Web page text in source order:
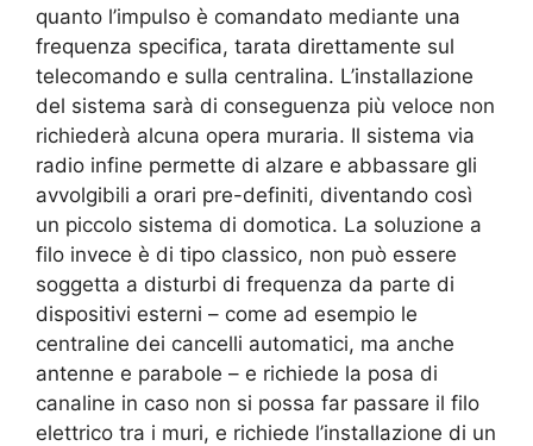
quanto l’impulso è comandato mediante una
frequenza specifica, tarata direttamente sul
telecomando e sulla centralina. L’installazione
del sistema sarà di conseguenza più veloce non
richiederà alcuna opera muraria. Il sistema via
radio infine permette di alzare e abbassare gli
avvolgibili a orari pre-definiti, diventando così
un piccolo sistema di domotica. La soluzione a
filo invece è di tipo classico, non può essere
soggetta a disturbi di frequenza da parte di
dispositivi esterni – come ad esempio le
centraline dei cancelli automatici, ma anche
antenne e parabole – e richiede la posa di
canaline in caso non si possa far passare il filo
elettrico tra i muri, e richiede l’installazione di un